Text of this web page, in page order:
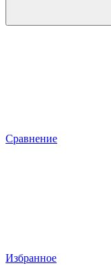
Сравнение
Избранное